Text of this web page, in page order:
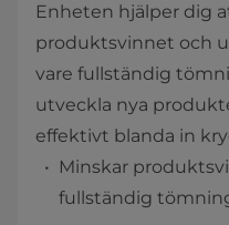
Enheten hjälper dig
produktsvinnet och
vare fullständig
utveckla nya
effektivt blanda in
Minskar
fullständig